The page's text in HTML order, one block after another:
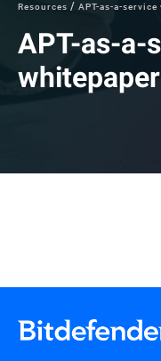
Resources
APT-as-a-
APT-as-a-
whitepaper